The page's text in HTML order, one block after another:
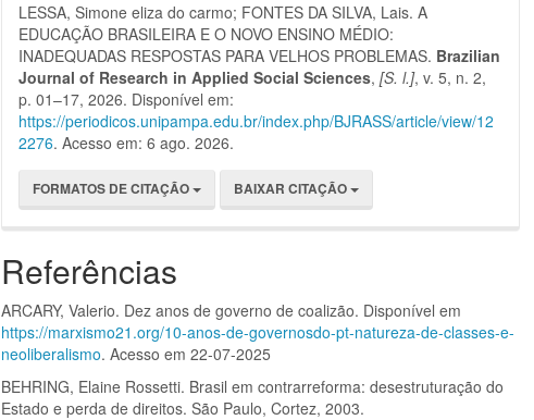
LESSA, Simone eliza do carmo; FONTES DA SILVA, Lais. A
EDUCAÇÃO BRASILEIRA E O NOVO ENSINO MÉDIO:
INADEQUADAS RESPOSTAS PARA VELHOS PROBLEMAS. Brazilian
Journal of Research in Applied Social Sciences,[S. l.], v. 5, n. 2,
p. 01–17, 2026. Disponível em:
https://periodicos.unipampa.edu.br/index.php/BJRASS/article/view/12
2276. Acesso em: 6 ago. 2026.
FORMATOS DE CITAÇÃO BAIXAR CITAÇÃO
Referências
ARCARY, Valerio. Dez anos de governo de coalizão. Disponível em
https://marxismo21.org/10-anos-de-governosdo-pt-natureza-de-classes-e-
neoliberalismo. Acesso em 22-07-2025
BEHRING, Elaine Rossetti. Brasil em contrarreforma: desestruturação do
Estado e perda de direitos. São Paulo, Cortez, 2003.